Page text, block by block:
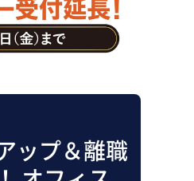
ップ＆離職